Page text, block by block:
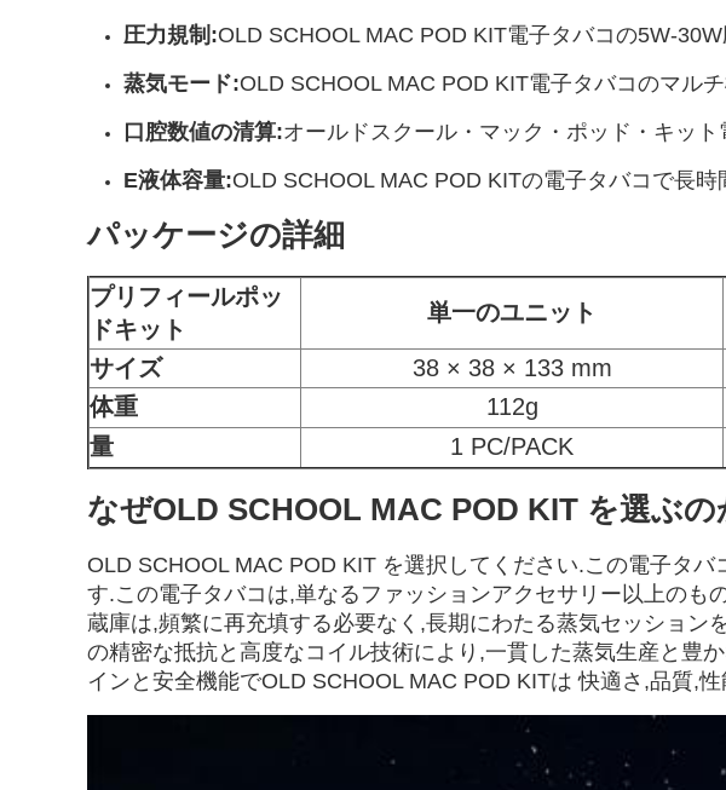
圧力規制:OLD SCHOOL MAC POD KIT電子タバコの5W-
蒸気モード:OLD SCHOOL MAC POD KIT電子タバコのマル
口腔数値の清算:オールドスクール・マック・ポッド・キッ
E液体容量:OLD SCHOOL MAC POD KITの電子タバコで長
パッケージの詳細
プリフィールポッ
ドキット
単一のユニット
サイズ 38 × 38 × 133 mm
体重
112g
量
1 PC/PACK
なぜOLD SCHOOL MAC POD KIT を選ぶの
OLD SCHOOL MAC POD KIT を選択してください.この電子タ
す.この電子タバコは,単なるファッションアクセサリー以上の
蔵庫は,頻繁に再充填する必要なく,長期にわたる蒸気セッショ
の精密な抵抗と高度なコイル技術により,一貫した蒸気生産と豊
インと安全機能でOLD SCHOOL MAC POD KITは 快適さ,品質,